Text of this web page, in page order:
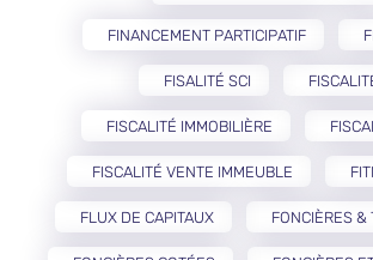
FINANCEMENT PARTICIPATIF
FISALITÉ SCI
FISCALITÉ IMMOBILIÈRE
FISCALITÉ VENTE IMMEUBLE
FLUX DE CAPITAUX FONCIÈRES &